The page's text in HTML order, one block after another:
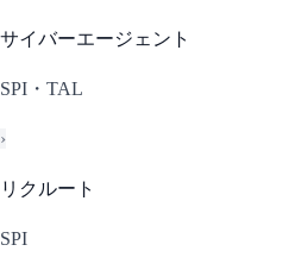
サイバーエージェント
SPI・TAL
›
リクルート
SPI